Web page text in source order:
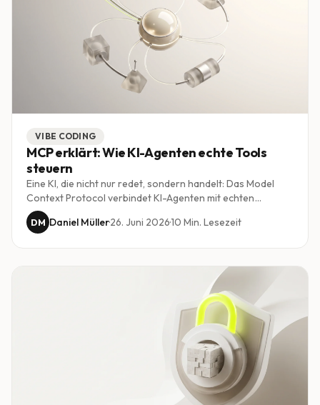
VIBE CODING
MCP erklärt: Wie KI-Agenten echte Tools
steuern
Eine KI, die nicht nur redet, sondern handelt: Das Model
Context Protocol verbindet KI-Agenten mit echten
Werkzeugen, Datenbanken und Diensten. Wir erklären
verständlich, was MCP ist, warum es zum Standard wird und
DM Daniel Müller·26. Juni 2026·10 Min. Lesezeit